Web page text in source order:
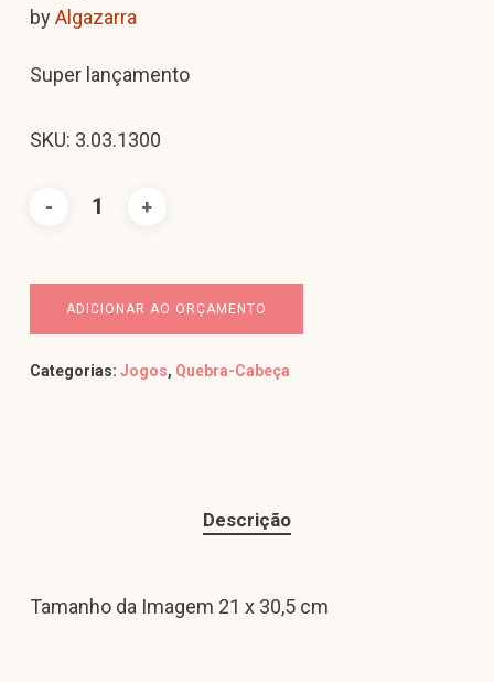
byAlgazarra
Super lançamento
SKU: 3.03.1300
ADICIONAR AO ORÇAMENTO
Categorias: Jogos, Quebra-Cabeça
Descrição
Tamanho da Imagem 21 x 30,5 cm